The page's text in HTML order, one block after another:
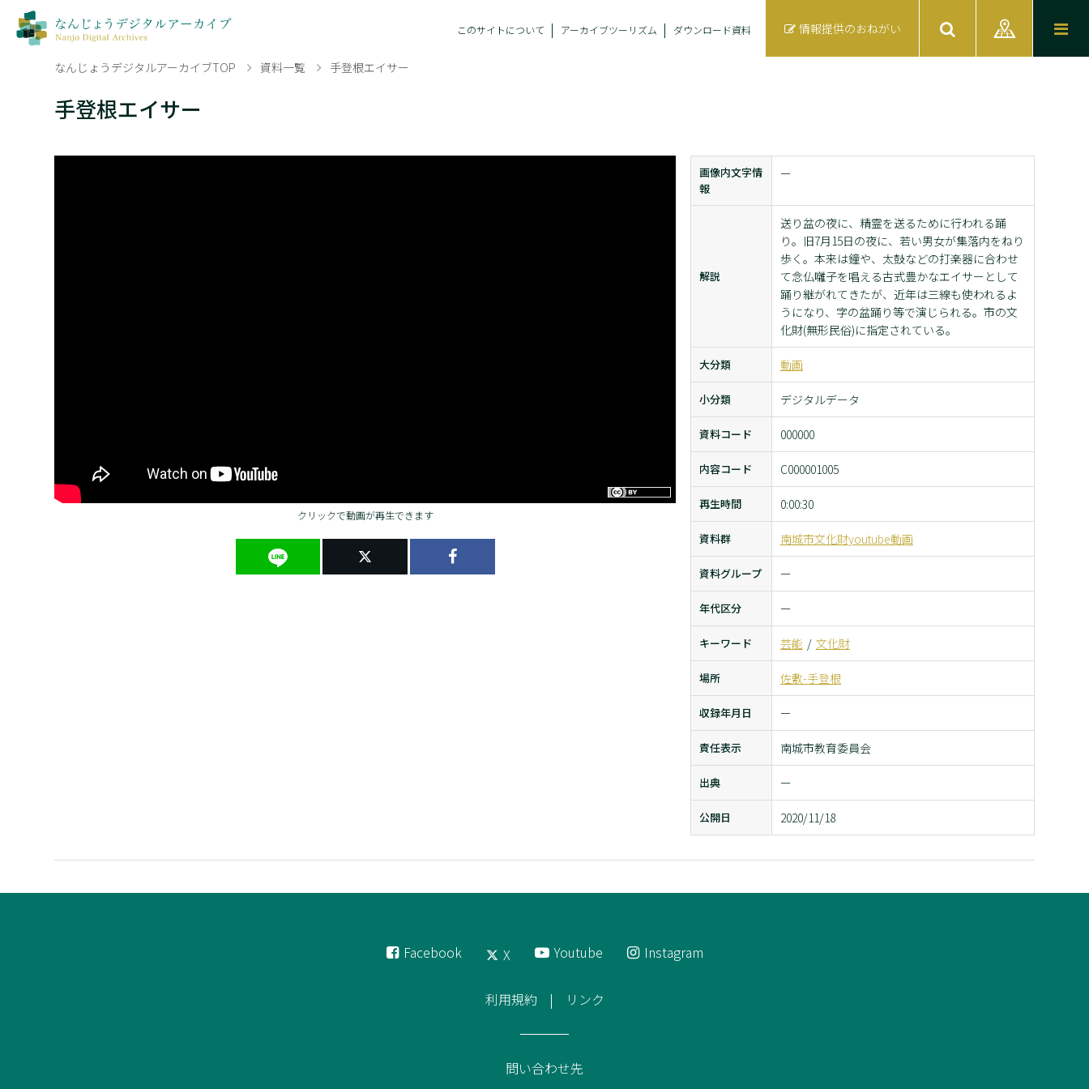
このサイトについて アーカイブツーリズム ダウンロード資料 情報提供のおねがい
なんじょうデジタルアーカイブTOP 資料一覧 手登根エイサー
手登根エイサー
クリックで動画が再生できます
画像内文字情
報
ー
解説
送り盆の夜に、精霊を送るために行われる踊
り。旧7月15日の夜に、若い男女が集落内をねり
歩く。本来は鐘や、太鼓などの打楽器に合わせ
て念仏囃子を唱える古式豊かなエイサーとして
踊り継がれてきたが、近年は三線も使われるよ
うになり、字の盆踊り等で演じられる。市の文
化財(無形民俗)に指定されている。
大分類 動画
小分類 デジタルデータ
資料コード 000000
内容コード C000001005
再生時間 0:00:30
資料群 南城市文化財youtube動画
資料グループ ー
年代区分 ー
キーワード 芸能 文化財
場所 佐敷-手登根
収録年月日 ー
責任表示 南城市教育委員会
出典 ー
公開日 2020/11/18
Facebook X Youtube Instagram
利用規約 リンク
問い合わせ先